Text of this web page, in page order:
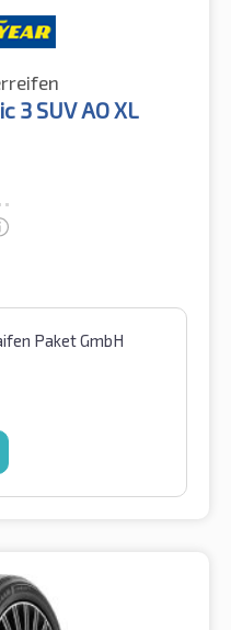
3 SUV AO XL
Paket GmbH